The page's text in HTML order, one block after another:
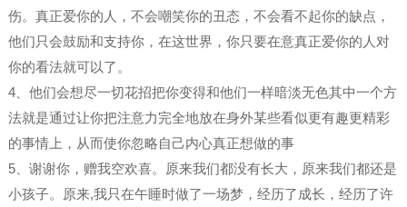
伤。真正爱你的人，不会嘲笑你的丑态，不会看不起你的缺点，
他们只会鼓励和支持你，在这世界，你只要在意真正爱你的人对
你的看法就可以了。
4、他们会想尽一切花招把你变得和他们一样暗淡无色其中一个方
法就是通过让你把注意力完全地放在身外某些看似更有趣更精彩
的事情上，从而使你忽略自己内心真正想做的事
5、谢谢你，赠我空欢喜。原来我们都没有长大，原来我们都还是
小孩子。原来,我只在午睡时做了一场梦，经历了成长，经历了许